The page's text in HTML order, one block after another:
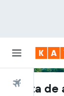
Vuelos
Renta